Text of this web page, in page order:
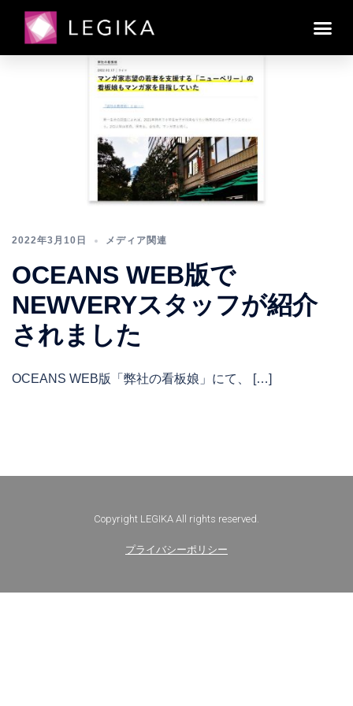
日:2022年3月10日
2022年3月10日 メディア関連
OCEANS WEB版で
NEWVERYスタッフが紹介
されました
OCEANS WEB版「弊社の看板娘」にて、 […]
Copyright LEGIKA All rights reserved.
プライバシーポリシー